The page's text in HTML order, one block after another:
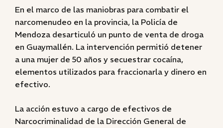
En el marco de las maniobras para combatir el
narcomenudeo en la provincia, la Policía de
Mendoza desarticuló un punto de venta de droga
en Guaymallén. La intervención permitió detener
a una mujer de 50 años y secuestrar cocaína,
elementos utilizados para fraccionarla y dinero en
efectivo.
La acción estuvo a cargo de efectivos de
Narcocriminalidad de la Dirección General de